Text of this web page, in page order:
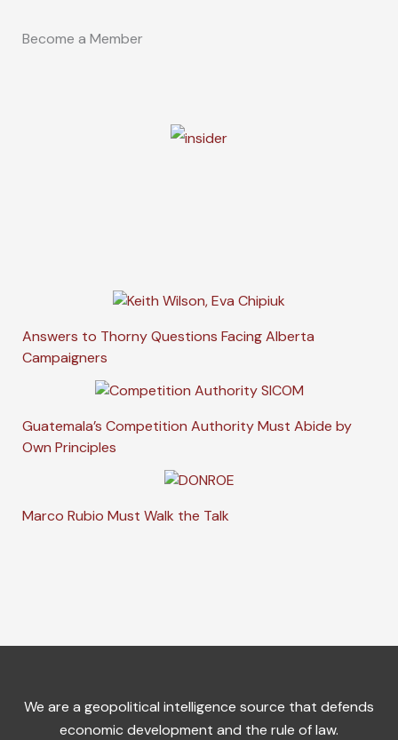
Become a Member
Answers to Thorny Questions Facing Alberta
Campaigners
Guatemala’s Competition Authority Must Abide by
Own Principles
Marco Rubio Must Walk the Talk
We are a geopolitical intelligence source that defends
economic development and the rule of law.